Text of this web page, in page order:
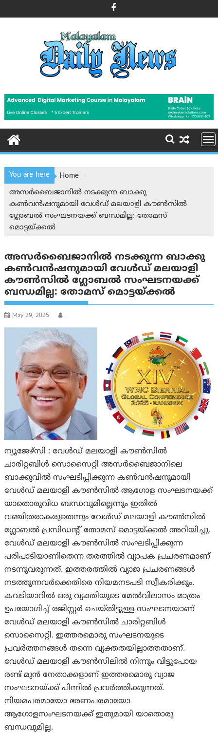
to
You are here
Home
അസർബൈജാനിൽ നടക്കുന്ന ബാക്കു
കണ്‍വന്‍ഷനുമായി വേള്‍ഡ് മലയാളി കൗണ്‍സില്‍
ഗ്ലോബല്‍ സംഘടനയക്ക് ബന്ധമില്ല: തോമസ്
മൊട്ടയ്ക്കൽ
അസർബൈജാനിൽ നടക്കുന്ന ബാക്കു
കണ്‍വന്‍ഷനുമായി വേള്‍ഡ് മലയാളി
കൗണ്‍സില്‍ ഗ്ലോബല്‍ സംഘടനയക്ക്
ബന്ധമില്ല: തോമസ് മൊട്ടയ്ക്കൽ
May 29, 2025 .
ന്യൂജേഴ്സി : വേള്‍ഡ് മലയാളി കൗണ്‍സില്‍
ചാരിറ്റബിള്‍ സൊസൈറ്റി അസർബൈജാനിലെ
ബാക്കുവില്‍ സംഘടിപ്പിക്കുന്ന കണ്‍വന്‍ഷനുമായി
വേള്‍ഡ് മലയാളി കൗണ്‍സില്‍ ആഗോള സംഘടനയക്ക്
യാതൊരുവിധ ബന്ധവുമില്ലെന്നും ഇതില്‍
വഞ്ചിതരാകരുതെന്നും വേള്‍ഡ് മലയാളി കൗണ്‍സില്‍
ഗ്ലോബല്‍ പ്രസിഡൻ്റ് തോമസ് മൊട്ടയ്ക്കൽ അറിയിച്ചു.
വേള്‍ഡ് മലയാളി കൗണ്‍സില്‍ സംഘടിപ്പിക്കുന്ന
പരിപാടിയാണിതെന്ന തരത്തില്‍ വ്യാപക പ്രചരണമാണ്
നടന്നുവരുന്നത്. ഇത്തരത്തില്‍ വ്യാജ പ്രചരണങ്ങള്‍
നടത്തുന്നവര്‍ക്കെതിരെ നിയമനടപടി സ്വീകരിക്കും.
കവടിയാറില്‍ ഒരു വ്യക്തിയുടെ മേല്‍വിലാസം മാത്രം
ഉപയോഗിച്ച് രജിസ്റ്റര്‍ ചെയ്തിട്ടുള്ള സംഘടനയാണ്
വേള്‍ഡ് മലയാളി കൗണ്‍സില്‍ ചാരിറ്റബിള്‍
സൊസൈറ്റി. ഇത്തരമൊരു സംഘടനയുടെ
പ്രവര്‍ത്തനങ്ങള്‍ തന്നെ വ്യക്തതയില്ലാത്തതാണ്.
വേള്‍ഡ് മലയാളി കൗണ്‍സിലില്‍ നിന്നും വിട്ടുപോയ
രണ്ട് മുന്‍ നേതാക്കളാണ് ഇത്തരമൊരു വ്യാജ
സംഘടനയ്ക്ക് പിന്നില്‍ പ്രവര്‍ത്തിക്കുന്നത്.
നിയമപരമായോ ഭരണപരമായോ
ആഗോളസംഘടനയക്ക് ഇതുമായി യാതൊരു
ബന്ധവുമില്ല.